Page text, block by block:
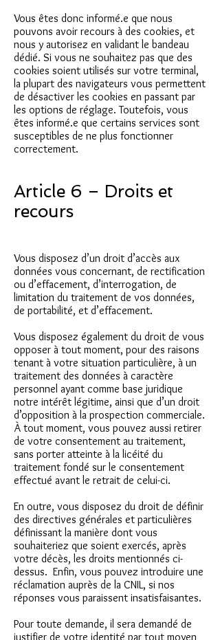
Vous êtes donc informé.e que nous
pouvons avoir recours à des cookies, et
nous y autorisez en validant le bandeau
dédié. Si vous ne souhaitez pas que des
cookies soient utilisés sur votre terminal,
la plupart des navigateurs vous permettent
de désactiver les cookies en passant par
les options de réglage. Toutefois, vous
êtes informé.e que certains services sont
susceptibles de ne plus fonctionner
correctement.
Article 6 – Droits et
recours
Vous disposez d’un droit d’accès aux
données vous concernant, de rectification
ou d’effacement, d’interrogation, de
limitation du traitement de vos données,
de portabilité, et d’effacement.
Vous disposez également du droit de vous
opposer à tout moment, pour des raisons
tenant à votre situation particulière, à un
traitement des données à caractère
personnel ayant comme base juridique
notre intérêt légitime, ainsi que d’un droit
d’opposition à la prospection commerciale.
À tout moment, vous pouvez aussi retirer
de votre consentement au traitement,
sans porter atteinte à la licéité du
traitement fondé sur le consentement
effectué avant le retrait de celui-ci.
En outre, vous disposez du droit de définir
des directives générales et particulières
définissant la manière dont vous
souhaiteriez que soient exercés, après
votre décès, les droits mentionnés ci-
dessus. Enfin, vous pouvez introduire une
réclamation auprès de la CNIL, si nos
réponses vous paraissent insatisfaisantes.
Pour toute demande, il sera demandé de
justifier de votre identité par tout moyen